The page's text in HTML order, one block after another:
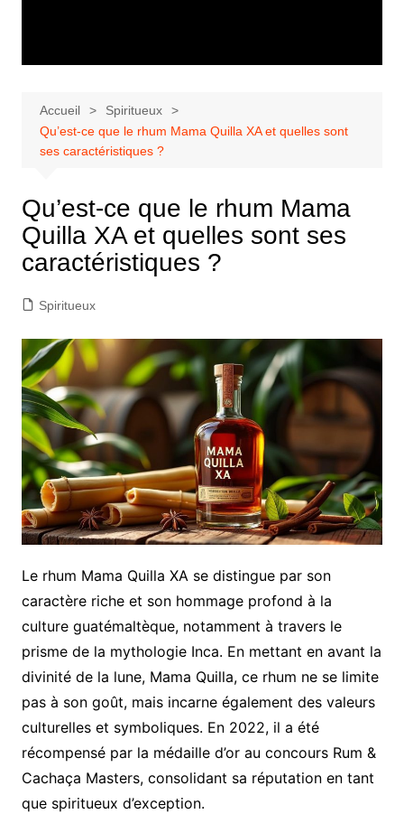
Accueil
Spiritueux
Qu’est-ce que le rhum Mama Quilla XA et quelles sont
ses caractéristiques ?
Qu’est-ce que le rhum Mama
Quilla XA et quelles sont ses
caractéristiques ?
Spiritueux
Le rhum Mama Quilla XA se distingue par son
caractère riche et son hommage profond à la
culture guatémaltèque, notamment à travers le
prisme de la mythologie Inca. En mettant en avant la
divinité de la lune, Mama Quilla, ce rhum ne se limite
pas à son goût, mais incarne également des valeurs
culturelles et symboliques. En 2022, il a été
récompensé par la médaille d’or au concours Rum &
Cachaça Masters, consolidant sa réputation en tant
que spiritueux d’exception.